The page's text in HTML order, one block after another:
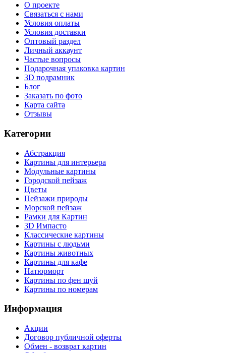
О проекте
Связаться с нами
Условия оплаты
Условия доставки
Оптовый раздел
Личный аккаунт
Частые вопросы
Подарочная упаковка картин
3D подрамник
Блог
Заказать по фото
Карта сайта
Отзывы
Категории
Абстракция
Картины для интерьера
Модульные картины
Городской пейзаж
Цветы
Пейзажи природы
Морской пейзаж
Рамки для Картин
3D Импасто
Классические картины
Картины с людьми
Картины животных
Картины для кафе
Натюрморт
Картины по фен шуй
Картины по номерам
Информация
Акции
Договор публичной оферты
Обмен - возврат картин